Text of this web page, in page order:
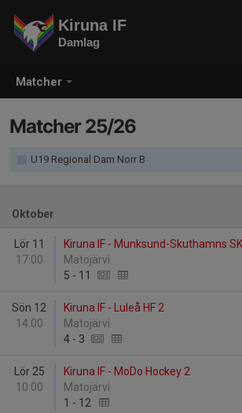
Matcher
Kiruna IF
Damlag
Matcher 25/26
U19 Regional Dam Norr B
Oktober
Lör 11
17:00
Kiruna IF - Munksund-Skuthamns SK
Matojärvi
5 - 11
Sön 12
14:00
Kiruna IF - Luleå HF 2
Matojärvi
4 - 3
Lör 25
10:00
Kiruna IF - MoDo Hockey 2
Matojärvi
1 - 12